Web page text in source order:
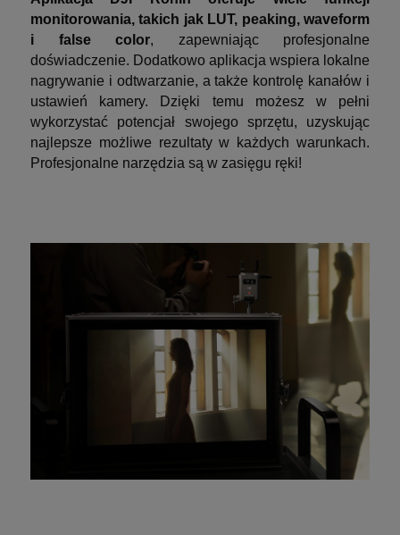
monitorowania, takich jak LUT, peaking, waveform
i false color, zapewniając profesjonalne
doświadczenie. Dodatkowo aplikacja wspiera lokalne
nagrywanie i odtwarzanie, a także kontrolę kanałów i
ustawień kamery. Dzięki temu możesz w pełni
wykorzystać potencjał swojego sprzętu, uzyskując
najlepsze możliwe rezultaty w każdych warunkach.
Profesjonalne narzędzia są w zasięgu ręki!